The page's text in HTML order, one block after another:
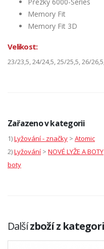
Přezky 6000-Series
Memory Fit
Memory Fit 3D
Velikost:
23/23,5, 24/24,5, 25/25,5, 26/
Zařazeno v kategorii
1)Lyžování - značky > Atomic
2)Lyžování > NOVÉ LYŽE A BOTY
boty
Dalšízboží z